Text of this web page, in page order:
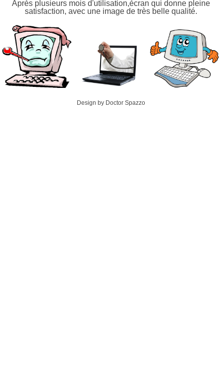
Après plusieurs mois d'utilisation,écran qui donne pleine
satisfaction, avec une image de très belle qualité.
Design by Doctor Spazzo